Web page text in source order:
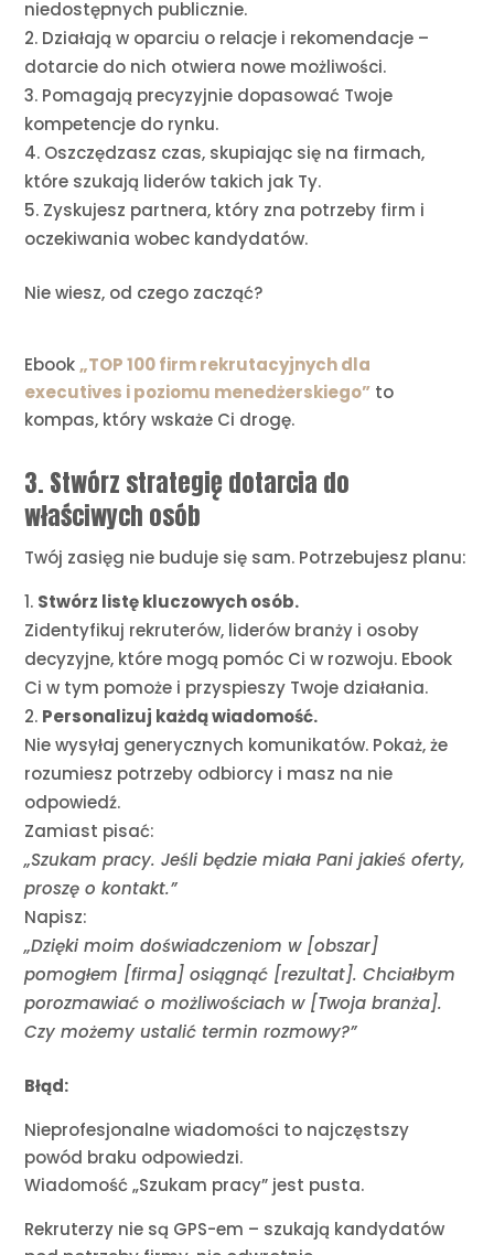
niedostępnych publicznie.
Działają w oparciu o relacje i rekomendacje –
dotarcie do nich otwiera nowe możliwości.
Pomagają precyzyjnie dopasować Twoje
kompetencje do rynku.
Oszczędzasz czas, skupiając się na firmach,
które szukają liderów takich jak Ty.
Zyskujesz partnera, który zna potrzeby firm i
oczekiwania wobec kandydatów.
Nie wiesz, od czego zacząć?
Ebook„TOP 100 firm rekrutacyjnych dla
executives i poziomu menedżerskiego” to
kompas, który wskaże Ci drogę.
3. Stwórz strategię dotarcia do
właściwych osób
Twój zasięg nie buduje się sam. Potrzebujesz planu:
Stwórz listę kluczowych osób.
Zidentyfikuj rekruterów, liderów branży i osoby
decyzyjne, które mogą pomóc Ci w rozwoju. Ebook
Ci w tym pomoże i przyspieszy Twoje działania.
Personalizuj każdą wiadomość.
Nie wysyłaj generycznych komunikatów. Pokaż, że
rozumiesz potrzeby odbiorcy i masz na nie
odpowiedź.
Zamiast pisać:
„Szukam pracy. Jeśli będzie miała Pani jakieś oferty,
proszę o kontakt.”
Napisz:
„Dzięki moim doświadczeniom w [obszar]
pomogłem [firma] osiągnąć [rezultat]. Chciałbym
porozmawiać o możliwościach w [Twoja branża].
Czy możemy ustalić termin rozmowy?”
Błąd:
Nieprofesjonalne wiadomości to najczęstszy
powód braku odpowiedzi.
Wiadomość „Szukam pracy” jest pusta.
Rekruterzy nie są GPS-em – szukają kandydatów